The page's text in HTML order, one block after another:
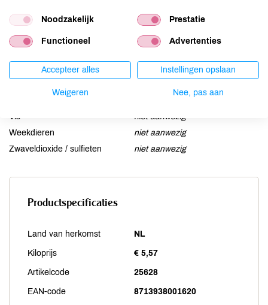
Mosterd
niet aanwezig
Noten
niet aanwezig
aanwezig
Vis
niet aanwezig
Weekdieren
niet aanwezig
Zwaveldioxide / sulfieten
niet aanwezig
Productspecificaties
Land van herkomst NL
Kiloprijs € 5,57
Artikelcode 25628
EAN-code 8713938001620
Noodzakelijk Prestatie
Functioneel Advertenties
Accepteer alles Instellingen opslaan
Weigeren Nee, pas aan